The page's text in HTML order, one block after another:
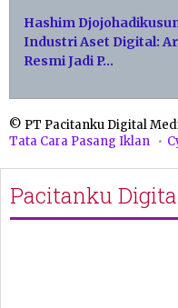
Hashim
Industri Aset Digital:
Resmi Jadi P…
© PT Pacitanku Digital
Tata Cara Pasang Iklan
Pacitanku